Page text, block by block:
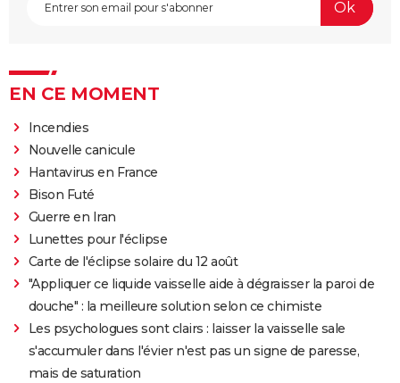
EN CE MOMENT
Incendies
Nouvelle canicule
Hantavirus en France
Bison Futé
Guerre en Iran
Lunettes pour l'éclipse
Carte de l'éclipse solaire du 12 août
"Appliquer ce liquide vaisselle aide à dégraisser la paroi de
douche" : la meilleure solution selon ce chimiste
Les psychologues sont clairs : laisser la vaisselle sale
s'accumuler dans l'évier n'est pas un signe de paresse,
mais de saturation